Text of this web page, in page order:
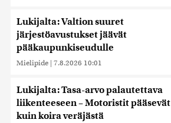
Lukijalta: Valtion suuret
järjestöavustukset jäävät
pääkaupunkiseudulle
Mielipide | 7.8.2026 10:01
Lukijalta: Tasa-arvo palautettava
liikenteeseen – Motoristit pääsevät
kuin koira veräjästä